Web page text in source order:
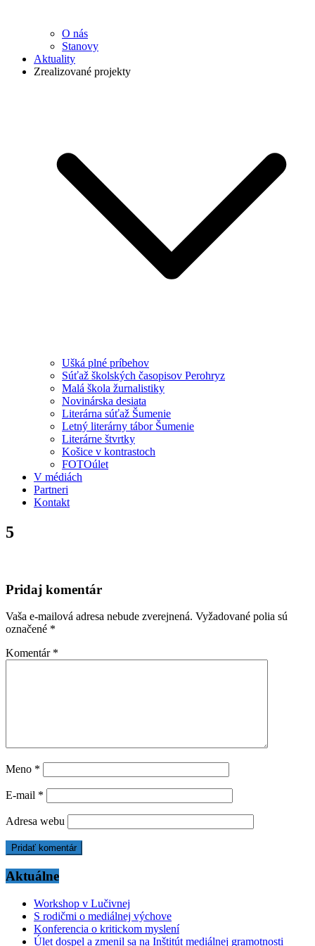
O nás
Stanovy
Aktuality
Zrealizované projekty
Ušká plné príbehov
Súťaž školských časopisov Perohryz
Malá škola žurnalistiky
Novinárska desiata
Literárna súťaž Šumenie
Letný literárny tábor Šumenie
Literárne štvrtky
Košice v kontrastoch
FOTOúlet
V médiách
Partneri
Kontakt
5
Pridaj komentár
Vaša e-mailová adresa nebude zverejnená. Vyžadované polia sú
označené *
Komentár *
Meno *
E-mail *
Adresa webu
Aktuálne
Workshop v Lučivnej
S rodičmi o mediálnej výchove
Konferencia o kritickom myslení
Úlet dospel a zmenil sa na Inštitút mediálnej gramotnosti